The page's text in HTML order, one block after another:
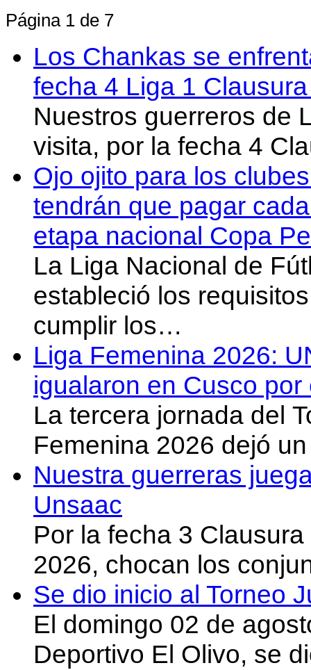
Página 1 de 7
Los Chankas se
fecha 4 Liga 1
Nuestros guerreros de
visita, por la fecha 4
Ojo ojito para los
tendrán que pagar
etapa nacional Copa
La Liga Nacional de
estableció los
cumplir los…
Liga Femenina 2026:
igualaron en Cusco
La tercera jornada del
Femenina 2026 dejó
Nuestra guerreras
Unsaac
Por la fecha 3
2026, chocan los
Se dio inicio al Torneo
El domingo 02 de
Deportivo El Olivo, se